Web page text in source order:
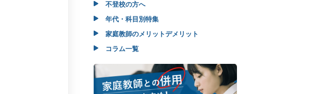
不登校の方へ
年代・科目別特集
家庭教師のメリットデメリット
コラム一覧